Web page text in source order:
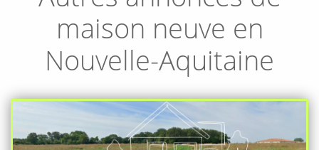
maison neuve en
Nouvelle-Aquitaine